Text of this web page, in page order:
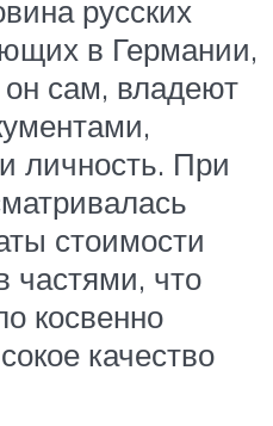
русских
в Германии,
он сам, владеют
личность. При
стоимости
частями, что
косвенно
качество